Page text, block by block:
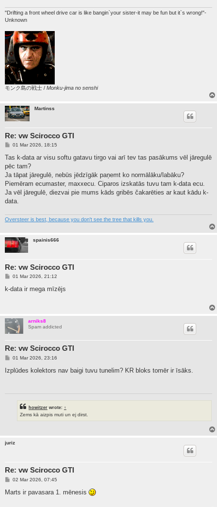
"Drifting a front wheel drive car is like bangin`your sister-it may be fun but it`s wrong!"-
Unknown
モンク島の戦士 / Monku-jima no senshi
Martinss
Re: vw Scirocco GTI
P
s
01 Mar 2026, 18:15
Tas k-data ar visu softu gatavu tirgo vai arī tev tas pasākums vēl jāregulē
pēc tam?
Ja tāpat jāregulē, nebūs jēdzīgāk paņemt ko normālāku/labāku?
Piemēram ecumaster, maxxecu. Ciparos izskatās tuvu tam k-data ecu.
Ja vēl jāregulē, diezvai pie mums kāds gribēs čakarēties ar kaut kādu k-
data.
Oversteer is best, because you don't see the tree that kills you.
spainis666
Re: vw Scirocco GTI
P
s
01 Mar 2026, 21:12
k-data ir mega mīzējs
arniks8
Spam addicted
Re: vw Scirocco GTI
P
s
t
01 Mar 2026, 23:16
Izplūdes kolektors nav baigi tuvu tunelim? KR bloks tomēr ir īsāks.
howitzer wrote: ↑
Zems kā aizpis muti un ej dirst.
juriz
Re: vw Scirocco GTI
P
s
02 Mar 2026, 07:45
Marts ir pavasara 1. mēnesis